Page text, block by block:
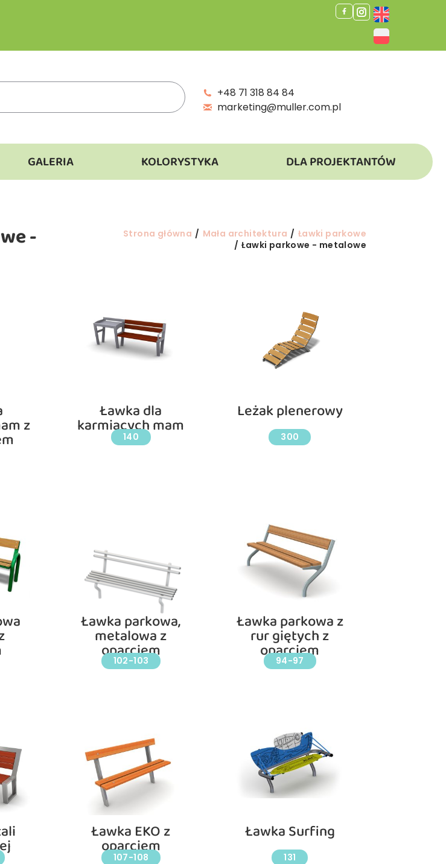
+48 71 318 84 84
marketing@muller.com.pl
GALERIA KOLORYSTYKA DLA PROJEKTANTÓW
- Jesteś tutaj:Strona główna Mała architektura
Ławki parkowe
Ławki parkowe - metalowe
z
Ławka dla
karmiących mam
140
Leżak plenerowy
300
Ławka parkowa,
metalowa z
oparciem
102-103
Ławka parkowa z
rur giętych z
oparciem
94-97
Ławka EKO z
oparciem
107-108
Ławka Surfing
131